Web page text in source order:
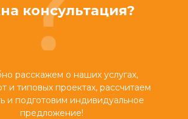
консультация?
расскажем о наших услугах,
и типовых проектах, рассчитаем
и подготовим индивидуальное
предложение!